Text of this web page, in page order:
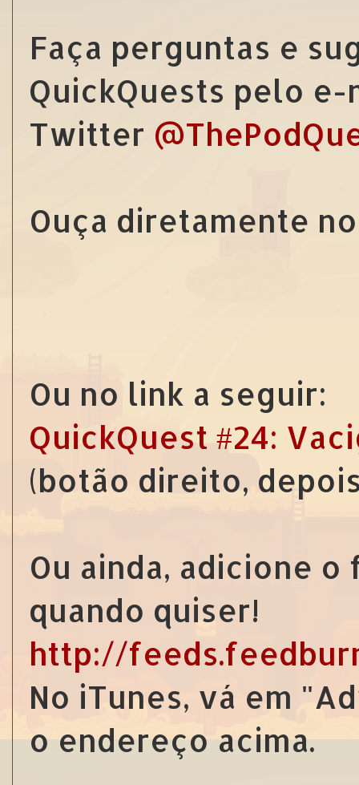
Faça perguntas e
QuickQuests pelo
Twitter
Ouça diretamente
Ou no link a seguir:
QuickQuest #24:
(botão direito,
Ou ainda, adicione
quando quiser!
http://
No iTunes, vá em
o endereço acima.